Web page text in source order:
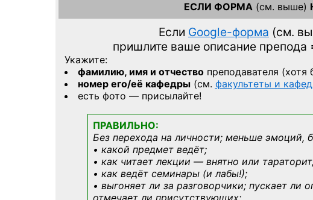
ЕСЛИ ФОРМА (см. выше)
Если Google-форма (см.
пришлите ваше описание препода
Укажите:
фамилию, имя и отчествопреподавателя (хотя
номер его/её кафедры(см. факультеты и
есть фото — присылайте!
ПРАВИЛЬНО:
Без перехода на личности; меньше эмоций,
• какой предмет ведёт;
• как читает лекции — внятно или
• как ведёт семинары (и лабы!);
• выгоняет ли за разговорчики; пускает ли
отмечает ли присутствующих;